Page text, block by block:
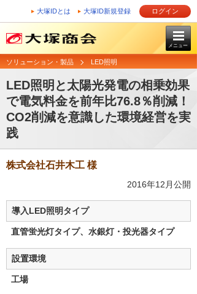
大塚IDとは 大塚ID新規登録 ログイン
メニュー
ソリューション・製品 LED照明
LED照明と太陽光発電の相乗効果
で電気料金を前年比76.8％削減！
CO2削減を意識した環境経営を実
践
株式会社石井木工 様
2016年12月公開
導入LED照明タイプ
直管蛍光灯タイプ、水銀灯・投光器タイプ
設置環境
工場